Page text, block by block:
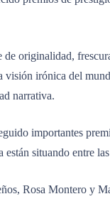
originalidad,
irónica del
narrativa.
importantes
situando entre
Rosa Montero y